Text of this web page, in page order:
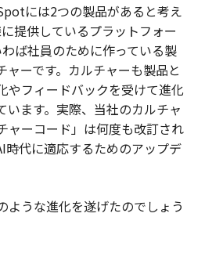
には2つの製品があると考え
提供しているプラットフォー
ば社員のために作っている製
ャーです。カルチャーも製品と
やフィードバックを受けて進化
います。実際、当社のカルチャ
ャーコード」は何度も改訂され
時代に適応するためのアップデ
ような進化を遂げたのでしょう